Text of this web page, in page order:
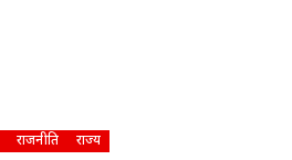
राजनीति राज्य